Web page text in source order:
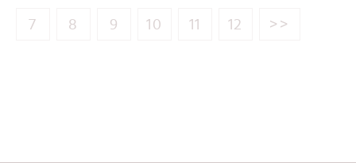
7 8 9 10 11 12 >>